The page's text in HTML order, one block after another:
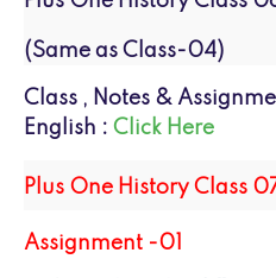
(Same as Class-04)
Class , Notes &
English : Click Here
Plus One History Class
Assignment -01